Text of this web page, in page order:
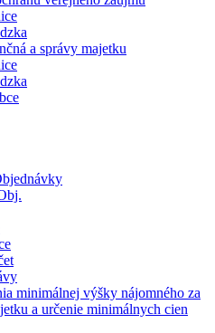
a správy majetku
minimálnej výšky nájomného za
a určenie minimálnych cien